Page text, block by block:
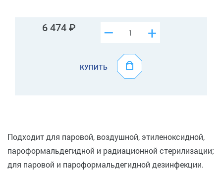
6 474 +
–
КУПИТЬ
Подходит для паровой, воздушной, этиленоксидной,
пароформальдегидной и радиационной стерилизации;
для паровой и пароформальдегидной дезинфекции.